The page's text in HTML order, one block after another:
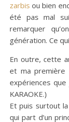
zarbis ou bien
été pas mal
remarquer
génération. Ce
En outre, cette
et ma première
expériences
KARAOKE.)
Et puis surtout
qui part d’un